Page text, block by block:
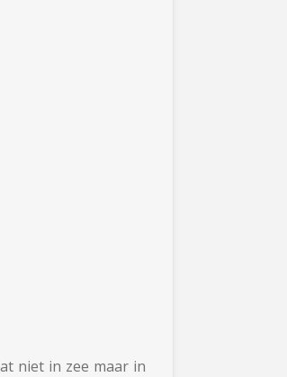
niet in zee maar in